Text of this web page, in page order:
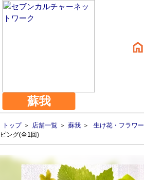
蘇我
トップ＞ 店舗一覧 ＞ 蘇我 ＞ 生け花・フラワー
ピング(全1回)